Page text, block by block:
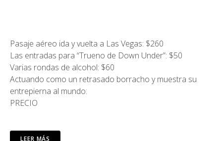
Pasaje aéreo ida y vuelta a Las Vegas: $260
Las entradas para “Trueno de Down Under”: $50
Varias rondas de alcohol: $60
Actuando como un retrasado borracho y muestra su
entrepierna al mundo:
PRECIO
LEER MÁS